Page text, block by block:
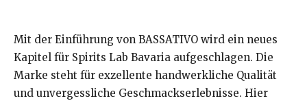
Mit der Einführung von BASSATIVO wird ein neues
Kapitel für Spirits Lab Bavaria aufgeschlagen. Die
Marke steht für exzellente handwerkliche Qualität
und unvergessliche Geschmackserlebnisse. Hier